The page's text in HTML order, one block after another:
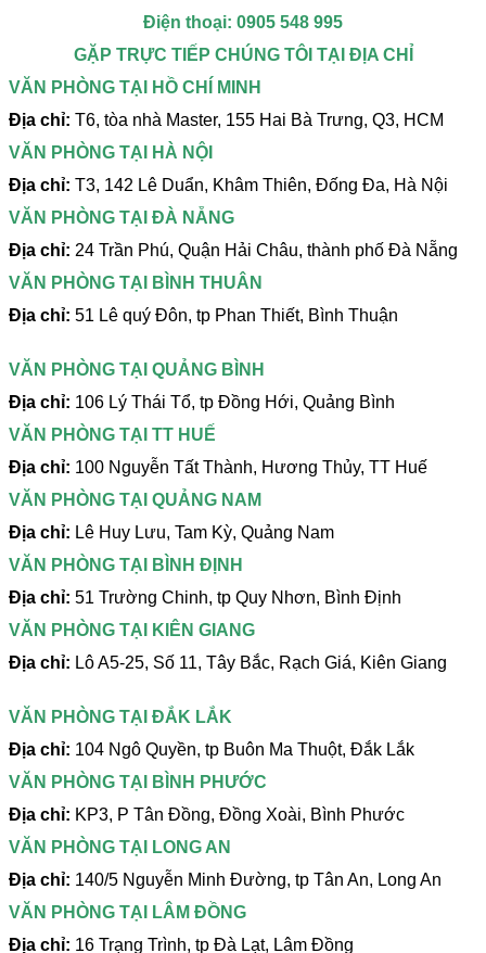
Điện thoại: 0905 548 995
GẶP TRỰC TIẾP CHÚNG TÔI TẠI ĐỊA CHỈ
VĂN PHÒNG TẠI HỒ CHÍ MINH
Địa chỉ: T6, tòa nhà Master, 155 Hai Bà Trưng, Q3, HCM
VĂN PHÒNG TẠI HÀ NỘI
Địa chỉ: T3, 142 Lê Duẩn, Khâm Thiên, Đống Đa, Hà Nội
VĂN PHÒNG TẠI ĐÀ NẴNG
Địa chỉ: 24 Trần Phú, Quận Hải Châu, thành phố Đà Nẵng
VĂN PHÒNG TẠI BÌNH THUÂN
Địa chỉ: 51 Lê quý Đôn, tp Phan Thiết, Bình Thuận
VĂN PHÒNG TẠI QUẢNG BÌNH
Địa chỉ: 106 Lý Thái Tổ, tp Đồng Hới, Quảng Bình
VĂN PHÒNG TẠI TT HUẾ
Địa chỉ: 100 Nguyễn Tất Thành, Hương Thủy, TT Huế
VĂN PHÒNG TẠI QUẢNG NAM
Địa chỉ: Lê Huy Lưu, Tam Kỳ, Quảng Nam
VĂN PHÒNG TẠI BÌNH ĐỊNH
Địa chỉ: 51 Trường Chinh, tp Quy Nhơn, Bình Định
VĂN PHÒNG TẠI KIÊN GIANG
Địa chỉ: Lô A5-25, Số 11, Tây Bắc, Rạch Giá, Kiên Giang
VĂN PHÒNG TẠI ĐẮK LẮK
Địa chỉ: 104 Ngô Quyền, tp Buôn Ma Thuột, Đắk Lắk
VĂN PHÒNG TẠI BÌNH PHƯỚC
Địa chỉ: KP3, P Tân Đồng, Đồng Xoài, Bình Phước
VĂN PHÒNG TẠI LONG AN
Địa chỉ: 140/5 Nguyễn Minh Đường, tp Tân An, Long An
VĂN PHÒNG TẠI LÂM ĐỒNG
Địa chỉ: 16 Trạng Trình, tp Đà Lạt, Lâm Đồng